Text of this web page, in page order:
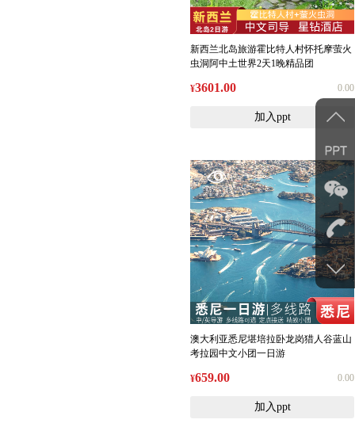
新西兰北岛旅游霍比特人村怀托摩萤火
虫洞阿中土世界2天1晚精品团
¥3601.00 0.00
加入ppt
澳大利亚悉尼堪培拉卧龙岗猎人谷蓝山
考拉园中文小团一日游
¥659.00 0.00
加入ppt